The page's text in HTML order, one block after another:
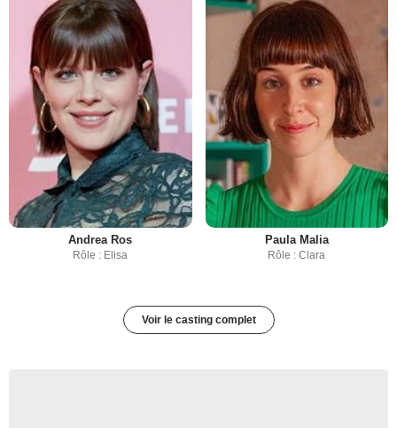
Andrea Ros
Rôle : Elisa
Paula Malia
Rôle : Clara
Voir le casting complet